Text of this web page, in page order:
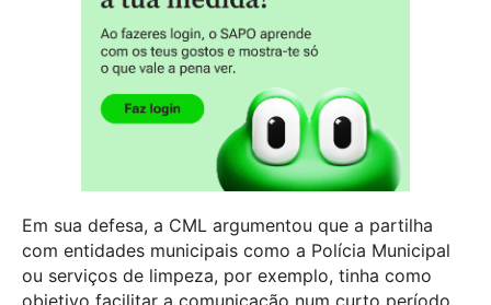
Em sua defesa, a CML argumentou que a partilha
com entidades municipais como a Polícia Municipal
ou serviços de limpeza, por exemplo, tinha como
objetivo facilitar a comunicação num curto período